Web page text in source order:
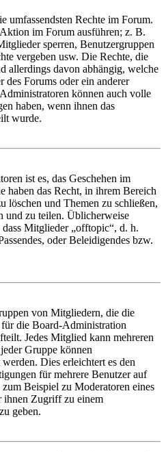
umfassendsten Rechte im Forum.
im Forum ausführen; z. B.
sperren, Benutzergruppen
vergeben usw. Die Rechte, die
allerdings davon abhängig, welche
des Forums oder ein anderer
können auch volle
haben, wenn ihnen das
wurde.
ist es, das Geschehen im
haben das Recht, in ihrem Bereich
löschen und Themen zu schließen,
und zu teilen. Üblicherweise
Mitglieder „offtopic“, d. h.
oder Beleidigendes bzw.
von Mitgliedern, die die
die Board-Administration
Jedes Mitglied kann mehreren
Gruppe können
Dies erleichtert es den
für mehrere Benutzer auf
Beispiel zu Moderatoren eines
ihnen Zugriff zu einem
geben.